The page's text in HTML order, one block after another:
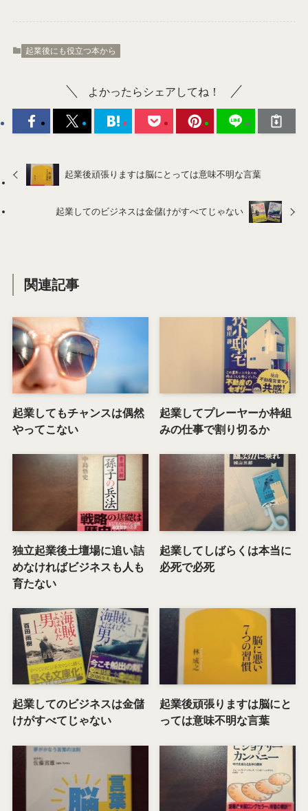
起業後にも役立つ本から
よかったらシェアしてね！
起業後頑張りますは脳にとっては意味不明な言葉
起業してのビジネスは金儲けがすべてじゃない
関連記事
起業してもチャンスは偶然
やってこない
起業してプレーヤーか枠組
みの仕事で割り切るか
独立起業後土壇場に追い詰
めなければビジネスも人も
育たない
起業してしばらくは本当に
必死で必死
起業してのビジネスは金儲
けがすべてじゃない
起業後頑張りますは脳にと
っては意味不明な言葉